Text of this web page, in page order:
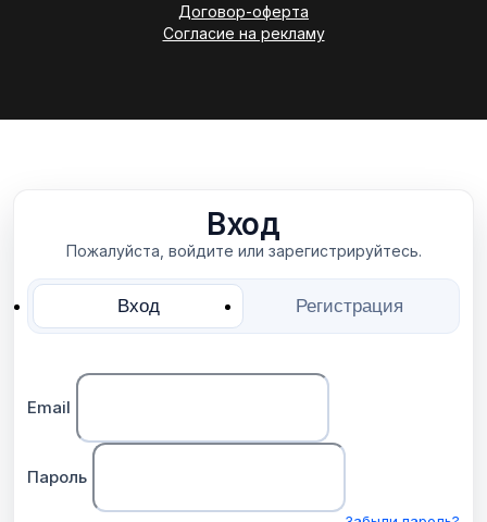
Договор-оферта
Согласие на рекламу
Вход
Пожалуйста, войдите или зарегистрируйтесь.
Вход Регистрация
Email
Пароль